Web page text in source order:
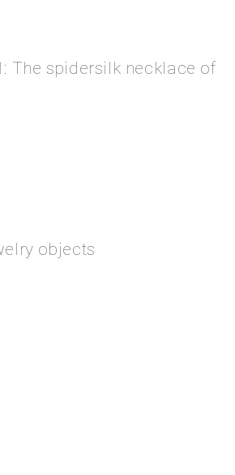
The spidersilk necklace of
objects